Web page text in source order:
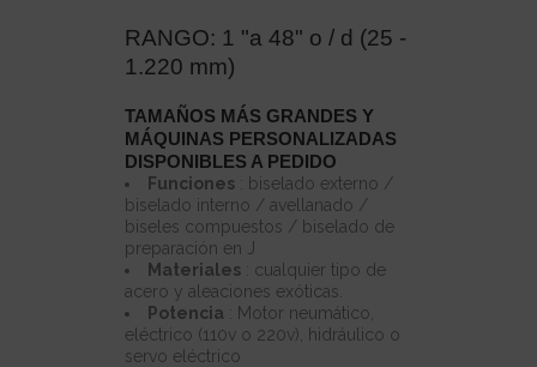
RANGO: 1 "a 48" o / d (25 -
1.220 mm)
TAMAÑOS MÁS GRANDES Y
MÁQUINAS PERSONALIZADAS
DISPONIBLES A PEDIDO
Funciones : biselado externo /
biselado interno / avellanado /
biseles compuestos / biselado de
preparación en J
Materiales : cualquier tipo de
acero y aleaciones exóticas.
Potencia : Motor neumático,
eléctrico (110v o 220v), hidráulico o
servo eléctrico